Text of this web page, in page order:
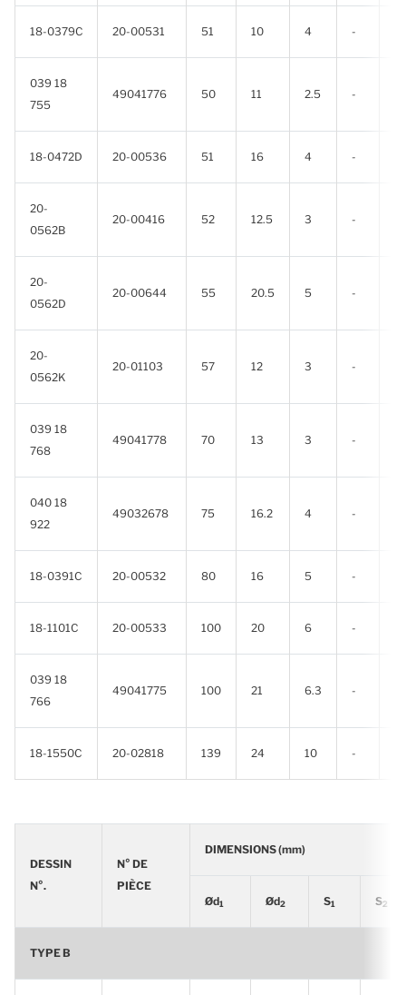
18-0379C 20-00531 51 10 4 -
039 18
755
49041776 50 11 2.5 -
18-0472D 20-00536 51 16 4 -
20-
0562B
20-00416 52 12.5 3 -
20-
0562D
20-00644 55 20.5 5 -
20-
0562K
20-01103 57 12 3 -
039 18
768
49041778 70 13 3 -
040 18
922
49032678 75 16.2 4 -
18-0391C 20-00532 80 16 5 -
18-1101C 20-00533 100 20 6 -
039 18
766
49041775 100 21 6.3 -
18-1550C 20-02818 139 24 10 -
DESSIN
N°.
N° DE
PIÈCE
DIMENSIONS (mm)
Ød1 Ød2 S1 S2
TYPE B